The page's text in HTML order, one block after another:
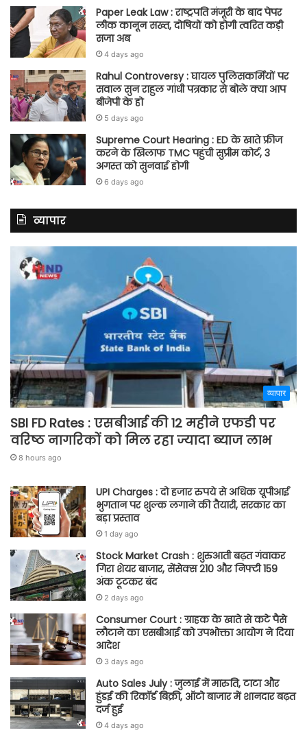
Paper Leak Law : राष्ट्रपति मंजूरी के बाद पेपर
लीक कानून सख्त, दोषियों को होगी त्वरित कड़ी
सजा अब
4 days ago
Rahul Controversy : घायल पुलिसकर्मियों पर
सवाल सुन राहुल गांधी पत्रकार से बोले क्या आप
बीजेपी के हो
5 days ago
Supreme Court Hearing : ED के खाते फ्रीज
करने के खिलाफ TMC पहुंची सुप्रीम कोर्ट, 3
अगस्त को सुनवाई होगी
6 days ago
व्यापार
व्यापार
SBI FD Rates : एसबीआई की 12 महीने एफडी पर
वरिष्ठ नागरिकों को मिल रहा ज्यादा ब्याज लाभ
8 hours ago
UPI Charges : दो हजार रुपये से अधिक यूपीआई
भुगतान पर शुल्क लगाने की तैयारी, सरकार का
बड़ा प्रस्ताव
1 day ago
Stock Market Crash : शुरुआती बढ़त गंवाकर
गिरा शेयर बाजार, सेंसेक्स 210 और निफ्टी 159
अंक टूटकर बंद
2 days ago
Consumer Court : ग्राहक के खाते से कटे पैसे
लौटाने का एसबीआई को उपभोक्ता आयोग ने दिया
आदेश
3 days ago
Auto Sales July : जुलाई में मारुति, टाटा और
हुंडई की रिकॉर्ड बिक्री, ऑटो बाजार में शानदार बढ़त
दर्ज हुई
4 days ago